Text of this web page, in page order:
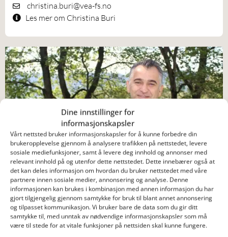
Dine innstillinger for
informasjonskapsler
Vårt nettsted bruker informasjonskapsler for å kunne forbedre din
brukeropplevelse gjennom å analysere trafikken på nettstedet, levere
sosiale mediefunksjoner, samt å levere deg innhold og annonser med
relevant innhold på og utenfor dette nettstedet. Dette innebærer også at
det kan deles informasjon om hvordan du bruker nettstedet med våre
partnere innen sosiale medier, annonsering og analyse. Denne
informasjonen kan brukes i kombinasjon med annen informasjon du har
gjort tilgjengelig gjennom samtykke for bruk til blant annet annonsering
og tilpasset kommunikasjon. Vi bruker bare de data som du gir ditt
samtykke til, med unntak av nødvendige informasjonskapsler som må
være til stede for at vitale funksjoner på nettsiden skal kunne fungere.
christina.buri@vea-fs.no
Les mer om Christina Buri
ADMINISTRASJON OG SERVICE
Edmond Kasapi
IT- og regnskapsansvarlig
+47 90 23 95 73
edmond.kasapi@vea-fs.no